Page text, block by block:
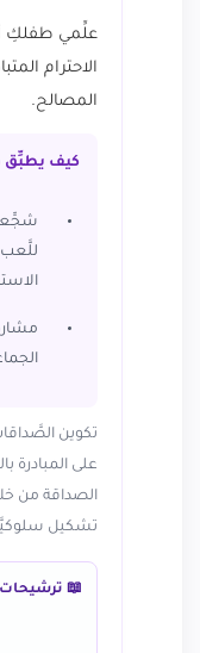
علِّمي طفلكِ
الاحترام
المصالح.
كيف يطبِّق
للَّعب
تكوين
على المبادرة
الصداقة من
تشكيل
📖